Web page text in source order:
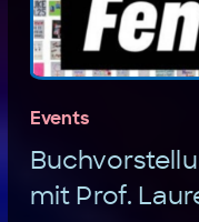
Events
mit Prof.